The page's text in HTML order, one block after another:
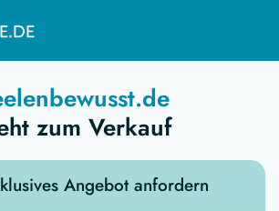
zum Verkauf
Angebot anfordern